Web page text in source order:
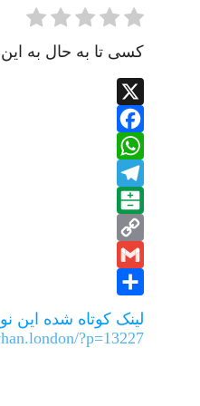
کسی تا به حال به این
X
Facebook
WhatsApp
Telegram
Balatarin
Copy
Link
Gmail
Share
لینک کوتاه شده این
?p=13227